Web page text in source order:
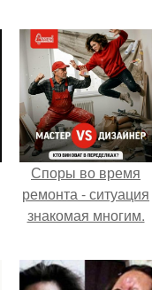
Споры во время
ремонта - ситуация
знакомая многим.